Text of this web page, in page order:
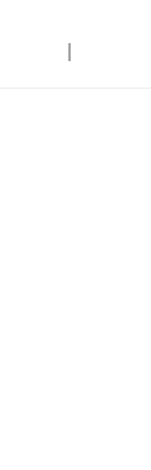
|